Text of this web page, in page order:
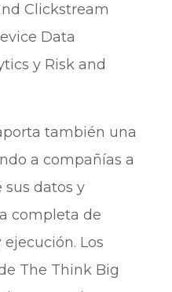
Clickstream
Data
y Risk and
también una
a compañías a
datos y
completa de
Los
The Think Big